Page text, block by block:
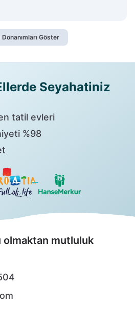
Donanımları Göster
Seyahatiniz
tatil evleri
%98
olmaktan mutluluk